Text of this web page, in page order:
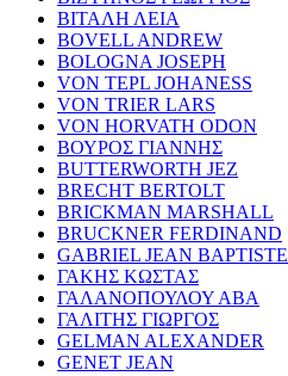
ΒΙΤΑΛΗ ΛΕΙΑ
BOVELL ANDREW
BOLOGNA JOSEPH
VON TEPL JOHANESS
VON TRIER LARS
VON HORVATH ODON
ΒΟΥΡΟΣ ΓΙΑΝΝΗΣ
BUTTERWORTH JEZ
BRECHT BERTOLT
BRICKMAN MARSHALL
BRUCKNER FERDINAND
GABRIEL JEAN BAPTISTE
ΓΑΚΗΣ ΚΩΣΤΑΣ
ΓΑΛΑΝΟΠΟΥΛΟΥ ΑΒΑ
ΓΑΛΙΤΗΣ ΓΙΩΡΓΟΣ
GELMAN ALEXANDER
GENET JEAN